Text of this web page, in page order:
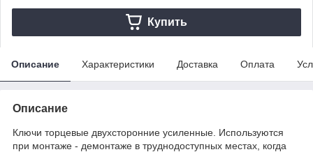
Купить
Описание Характеристики Доставка Оплата
Описание
Ключи торцевые двухсторонние усиленные. Используются
при монтаже - демонтаже в труднодоступных местах, когда